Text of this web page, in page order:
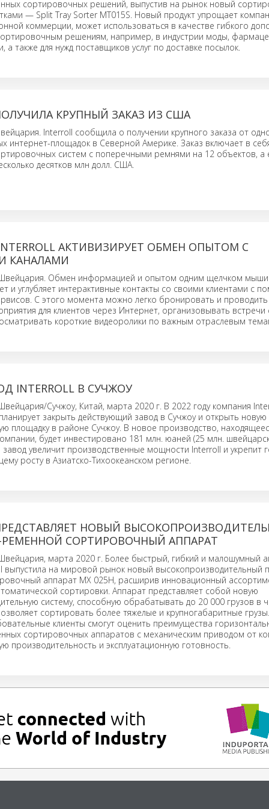
сортировочных решений, выпустив на рынок новый
— Split Tray Sorter MT015S. Новый продукт упрощает
коммерции, может использоваться в качестве гибкого
решениям, например, в индустрии моды,
также для нужд поставщиков услуг по доставке посылок.
ПОЛУЧИЛА КРУПНЫЙ ЗАКАЗ ИЗ США
Interroll сообщила о получении крупного заказа от
интернет-площадок в Северной Америке. Заказ включает в
систем с поперечными ремнями на 12 объектов, а
десятков млн долл. США.
АКТИВИЗИРУЕТ ОБМЕН ОПЫТОМ С
КАНАЛАМИ
Обмен информацией и опытом одним щелчком
и углубляет интерактивные контакты со своими клиентами с
С этого момента можно легко бронировать и проводить
для клиентов через Интернет, организовывать встречи
короткие видеоролики по важным отраслевым
INTERROLL В СУЧЖОУ
Сучжоу, Китай, марта 2020 г. В 2022 году компания
закрыть действующий завод в Сучжоу и открыть новую
площадку в районе Сучжоу. В новое производство,
будет инвестировано 181 млн. юаней (25 млн.
увеличит производственные мощности Interroll и укрепит
росту в Азиатско-Тихоокеанском регионе.
ПРЕДСТАВЛЯЕТ НОВЫЙ
СОРТИРОВОЧНЫЙ АППАРАТ
марта 2020 г. Более быстрый, гибкий и малошумный
выпустила на мировой рынок новый высокопроизводительный
аппарат MX 025H, расширив инновационный
сортировки. Аппарат представляет собой новую
систему, способную обрабатывать до 20 000 грузов в
сортировать более тяжелые и крупногабаритные
клиенты смогут оценить преимущества
сортировочных аппаратов с механическим приводом от
производительность и эксплуатационную готовность.